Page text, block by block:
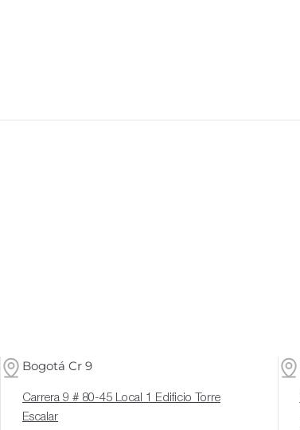
Bogotá Cr 9
Carrera 9 # 80-45 Local 1 Edificio Torre
Escalar